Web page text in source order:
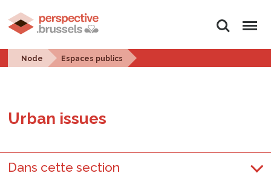
Search Menu
Node Espaces publics
Urban is­sues
Dans cette section